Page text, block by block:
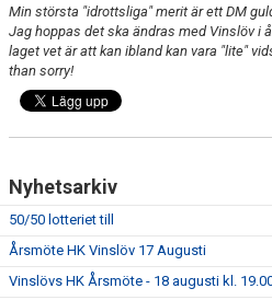
Min största "idrottsliga" merit är ett DM
Jag hoppas det ska ändras med Vinslöv i
laget vet är att kan ibland kan vara "lite"
than sorry!
Nyhetsarkiv
50/50 lotteriet till
Årsmöte HK Vinslöv 17 Augusti
Vinslövs HK Årsmöte - 18 augusti kl.